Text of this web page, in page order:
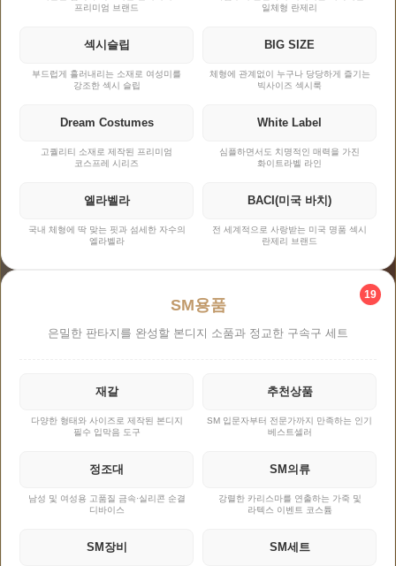
프리미엄 브랜드
일체형 란제리
섹시슬립
부드럽게 흘러내리는 소재로 여성미를
강조한 섹시 슬립
BIG SIZE
체형에 관계없이 누구나 당당하게 즐기는
빅사이즈 섹시룩
Dream Costumes
고퀄리티 소재로 제작된 프리미엄
코스프레 시리즈
White Label
심플하면서도 치명적인 매력을 가진
화이트라벨 라인
엘라벨라
국내 체형에 딱 맞는 핏과 섬세한 자수의
엘라벨라
BACI(미국 바치)
전 세계적으로 사랑받는 미국 명품 섹시
란제리 브랜드
19
SM용품
은밀한 판타지를 완성할 본디지 소품과 정교한 구속구 세트
재갈
다양한 형태와 사이즈로 제작된 본디지
필수 입막음 도구
추천상품
SM 입문자부터 전문가까지 만족하는 인기
베스트셀러
정조대
남성 및 여성용 고품질 금속·실리콘 순결
디바이스
SM의류
강렬한 카리스마를 연출하는 가죽 및
라텍스 이벤트 코스튬
SM장비 SM세트